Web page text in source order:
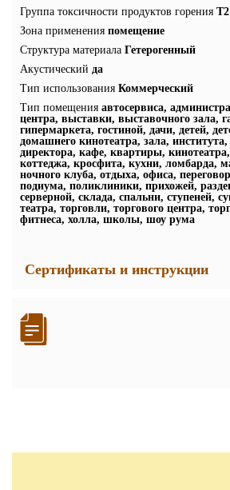
Группа токсичности продуктов горения Т2
Зона применения помещение
Структура материала Гетерогенный
Акустический да
Тип использования Коммерческий
Тип помещения автосервиса,
центра, выставки, выставочного зала,
гипермаркета, гостиной, дачи, детей,
домашнего кинотеатра, зала,
директора, кафе, квартиры,
коттеджа, кросфита, кухни, ломбарда,
ночного клуба, отдыха, офиса,
подиума, поликлиники, прихожей,
серверной, склада, спальни, ступеней,
театра, торговли, торгового центра,
фитнеса, холла, школы, шоу рума
Сертификаты и инструкции